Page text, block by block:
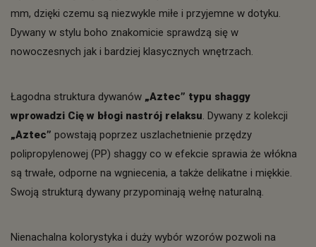
mm, dzięki czemu są niezwykle miłe i przyjemne w dotyku.
Dywany w stylu boho znakomicie sprawdzą się w
nowoczesnych jak i bardziej klasycznych wnętrzach.
Łagodna struktura dywanów „Aztec” typu shaggy
wprowadzi Cię w błogi nastrój relaksu. Dywany z kolekcji
„Aztec” powstają poprzez uszlachetnienie przędzy
polipropylenowej (PP) shaggy co w efekcie sprawia że włókna
są trwałe, odporne na wgniecenia, a także delikatne i miękkie.
Swoją strukturą dywany przypominają wełnę naturalną.
Nienachalna kolorystyka i duży wybór wzorów pozwoli na